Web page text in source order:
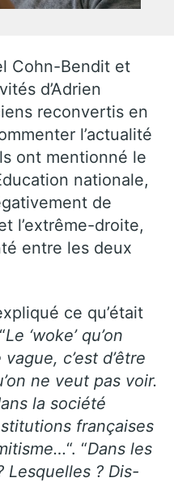
Cohn-Bendit et
d’Adrien
reconvertis en
l’actualité
ont mentionné le
nationale,
de
l’extrême-droite,
entre les deux
ce qu’était
Le ‘woke’ qu’on
c’est d’être
ne veut pas voir.
la société
françaises
“. “Dans les
Lesquelles ? Dis-